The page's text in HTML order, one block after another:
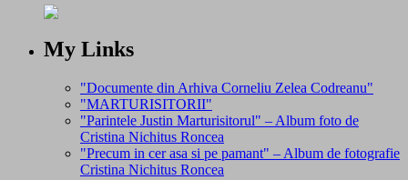
My Links
"Documente din Arhiva Corneliu Zelea Codreanu"
"MARTURISITORII"
"Parintele Justin Marturisitorul" – Album foto de
Cristina Nichitus Roncea
"Precum in cer asa si pe pamant" – Album de fotografie
Cristina Nichitus Roncea